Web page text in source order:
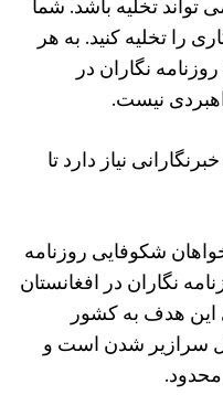
تواند تخلیه باشد. شما
را تخلیه کنید. به هر
نگاران در
نیست.
نیاز دارد تا
شکوفایی روزنامه
نگاران در افغانستان
این هدف به کشور
سرازیر شدن است و